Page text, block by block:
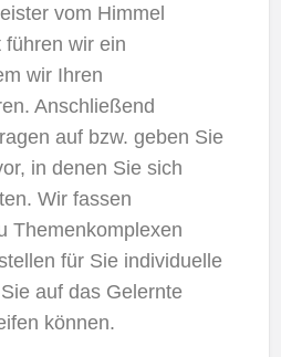
vom Himmel
wir ein
wir Ihren
Anschließend
auf bzw. geben Sie
in denen Sie sich
Wir fassen
Themenkomplexen
für Sie individuelle
auf das Gelernte
können.